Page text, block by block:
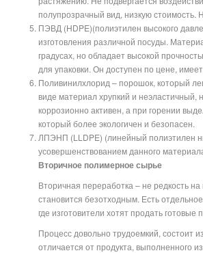
полупрозрачный вид, низкую стоимость.
ПЭВД (HDPE)(полиэтилен высокого
изготовления различной посуды.
градусах, но обладает высокой
для упаковки. Он доступен по цене,
Поливинилхлорид – порошок, который
виде материал хрупкий и
коррозионно активен, а при горении
который более экологичен и безопасен.
ЛПЭНП (LLDPE) (линейный полиэтилен
усовершенствованием данного
Вторичное полимерное сырье
Вторичная переработка – не редкость
становится безотходным. Есть
где изготовители хотят продать
Процесс довольно трудоемкий, состоит
отличается от продукта, выполненного